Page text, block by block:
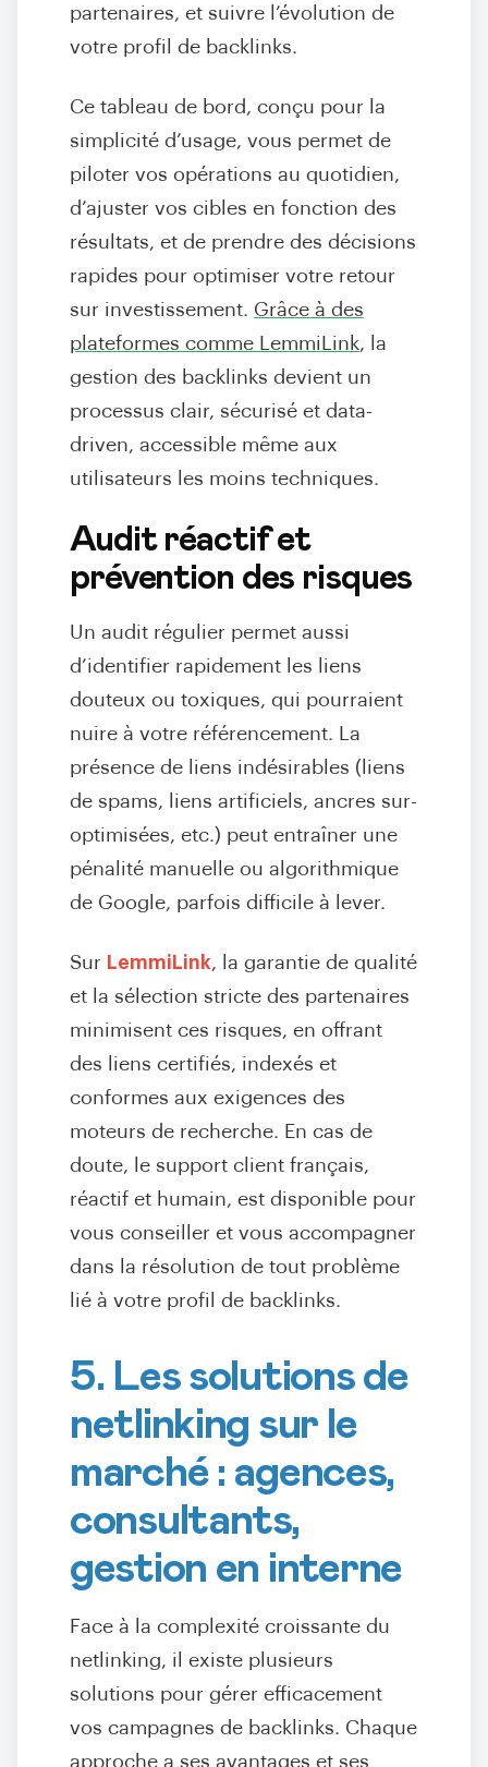
partenaires, et suivre l’évolution de
votre profil de backlinks.
Ce tableau de bord, conçu pour la
simplicité d’usage, vous permet de
piloter vos opérations au quotidien,
d’ajuster vos cibles en fonction des
résultats, et de prendre des décisions
rapides pour optimiser votre retour
sur investissement. Grâce à des
plateformes comme LemmiLink, la
gestion des backlinks devient un
processus clair, sécurisé et data-
driven, accessible même aux
utilisateurs les moins techniques.
Audit réactif et
prévention des risques
Un audit régulier permet aussi
d’identifier rapidement les liens
douteux ou toxiques, qui pourraient
nuire à votre référencement. La
présence de liens indésirables (liens
de spams, liens artificiels, ancres sur-
optimisées, etc.) peut entraîner une
pénalité manuelle ou algorithmique
de Google, parfois difficile à lever.
Sur LemmiLink, la garantie de qualité
et la sélection stricte des partenaires
minimisent ces risques, en offrant
des liens certifiés, indexés et
conformes aux exigences des
moteurs de recherche. En cas de
doute, le support client français,
réactif et humain, est disponible pour
vous conseiller et vous accompagner
dans la résolution de tout problème
lié à votre profil de backlinks.
5. Les solutions de
netlinking sur le
marché : agences,
consultants,
gestion en interne
Face à la complexité croissante du
netlinking, il existe plusieurs
solutions pour gérer efficacement
vos campagnes de backlinks. Chaque
approche a ses avantages et ses